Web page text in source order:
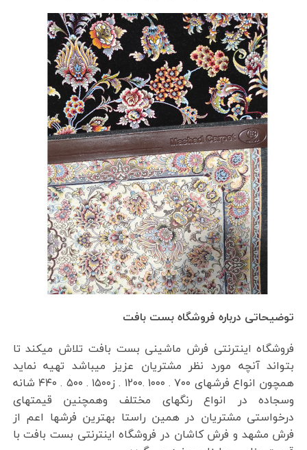
توضیحاتی درباره فروشگاه بست بافت
فروشگاه اینترنتی فرش ماشینی بست بافت تلاش میکند تا
بتواند آنچه مورد نظر مشتریان عزیز میباشد تهیه نماید
همچون انواع فرشهای ۷۰۰ . ۱۰۰۰ .۱۲۰۰ . ز۱۵۰۰ . ۵۰۰ . ۴۴۰ شانه
وسجاده در انواع رنگهای مختلف وهمچنین قیمتهای
درخواستی مشتریان در همین راستا بهترین فرشها اعم از
فرش مشهد و فرش کاشان در فروشگاه اینترنتی بست بافت با